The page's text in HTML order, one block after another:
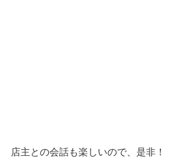
店主との会話も楽しいので、是非！